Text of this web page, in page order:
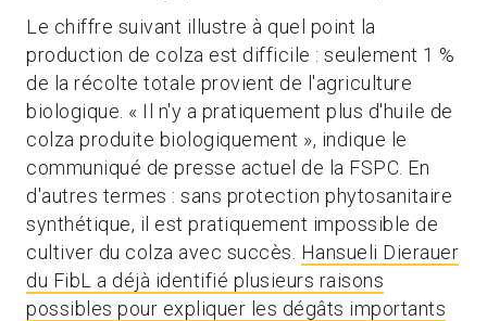
Le chiffre suivant illustre à quel point la
production de colza est difficile : seulement 1 %
de la récolte totale provient de l'agriculture
biologique. « Il n'y a pratiquement plus d'huile de
colza produite biologiquement », indique le
communiqué de presse actuel de la FSPC. En
d'autres termes : sans protection phytosanitaire
synthétique, il est pratiquement impossible de
cultiver du colza avec succès. Hansueli Dierauer
du FibL a déjà identifié plusieurs raisons
possibles pour expliquer les dégâts importants